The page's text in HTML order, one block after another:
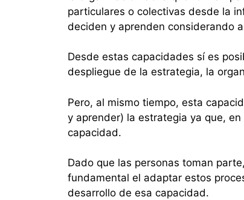
particulares o colectivas desde la
deciden y aprenden considerando
Desde estas capacidades sí es
despliegue de la estrategia, la
Pero, al mismo tiempo, esta
y aprender) la estrategia ya que,
capacidad.
Dado que las personas toman
fundamental el adaptar estos
desarrollo de esa capacidad.